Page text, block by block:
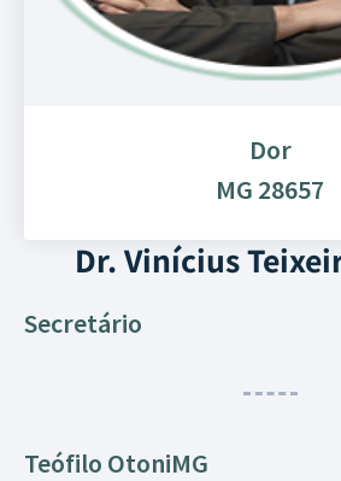
Dor
MG 28657
Dr. Vinícius
Secretário
Teófilo OtoniMG